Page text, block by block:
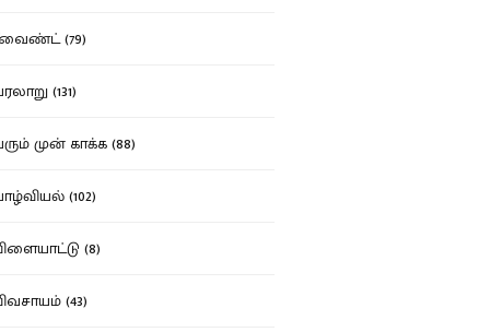
(79)
(131)
முன் காக்க (88)
(102)
(8)
(43)